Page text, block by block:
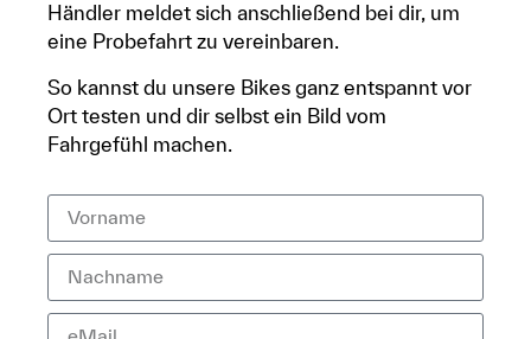
Händler meldet sich anschließend bei dir, um
eine Probefahrt zu vereinbaren.
So kannst du unsere Bikes ganz entspannt vor
Ort testen und dir selbst ein Bild vom
Fahrgefühl machen.